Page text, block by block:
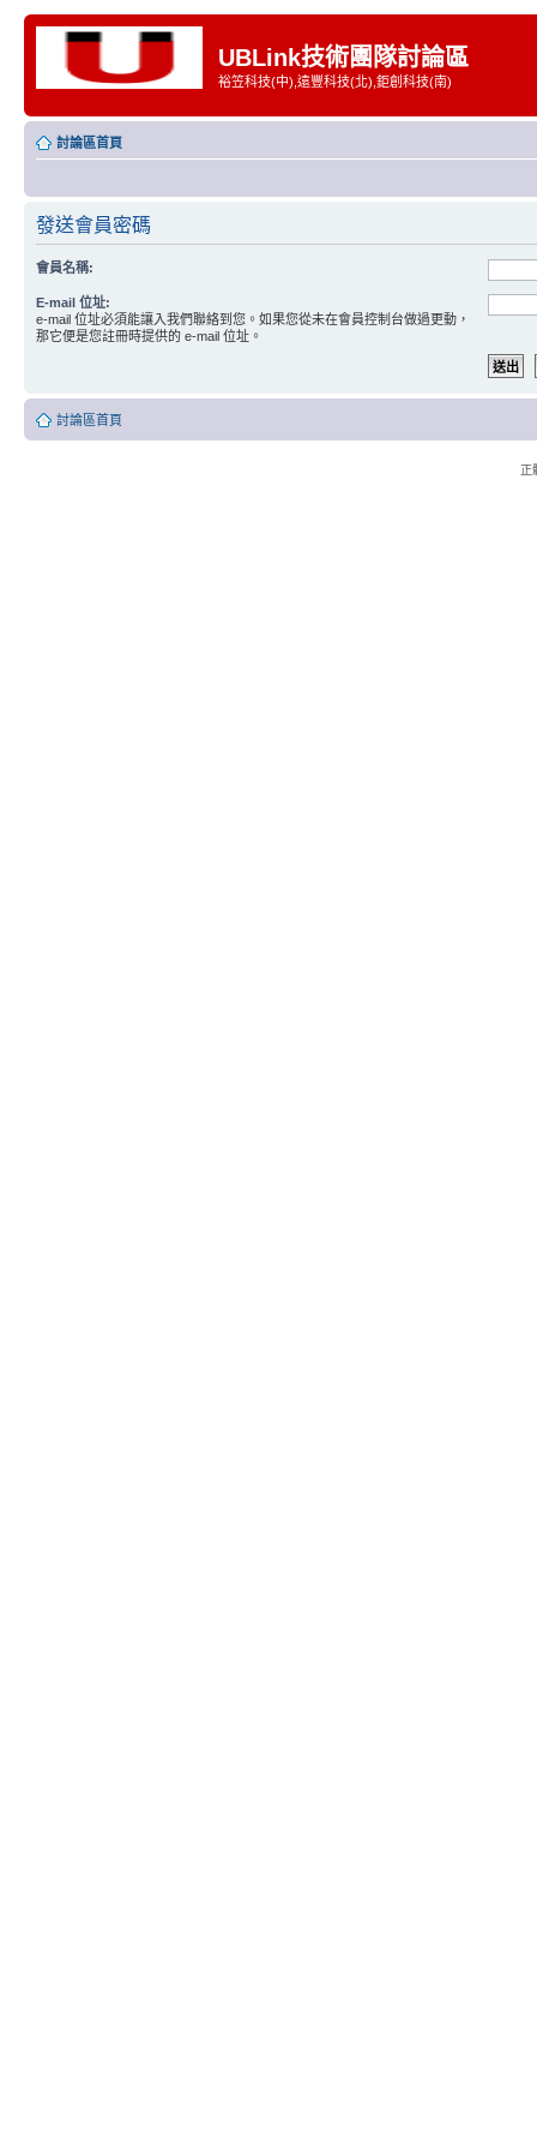
UBLink技術團隊討論區
裕笠科技(中),遠豐科技(北),鉅創科技(南)
討論區首頁
發送會員密碼
會員名稱:
E-mail 位址:
e-mail 位址必須能讓入我們聯絡到您。如果您從未在會員控制台做過更動，
那它便是您註冊時提供的 e-mail 位址。
討論區首頁
正